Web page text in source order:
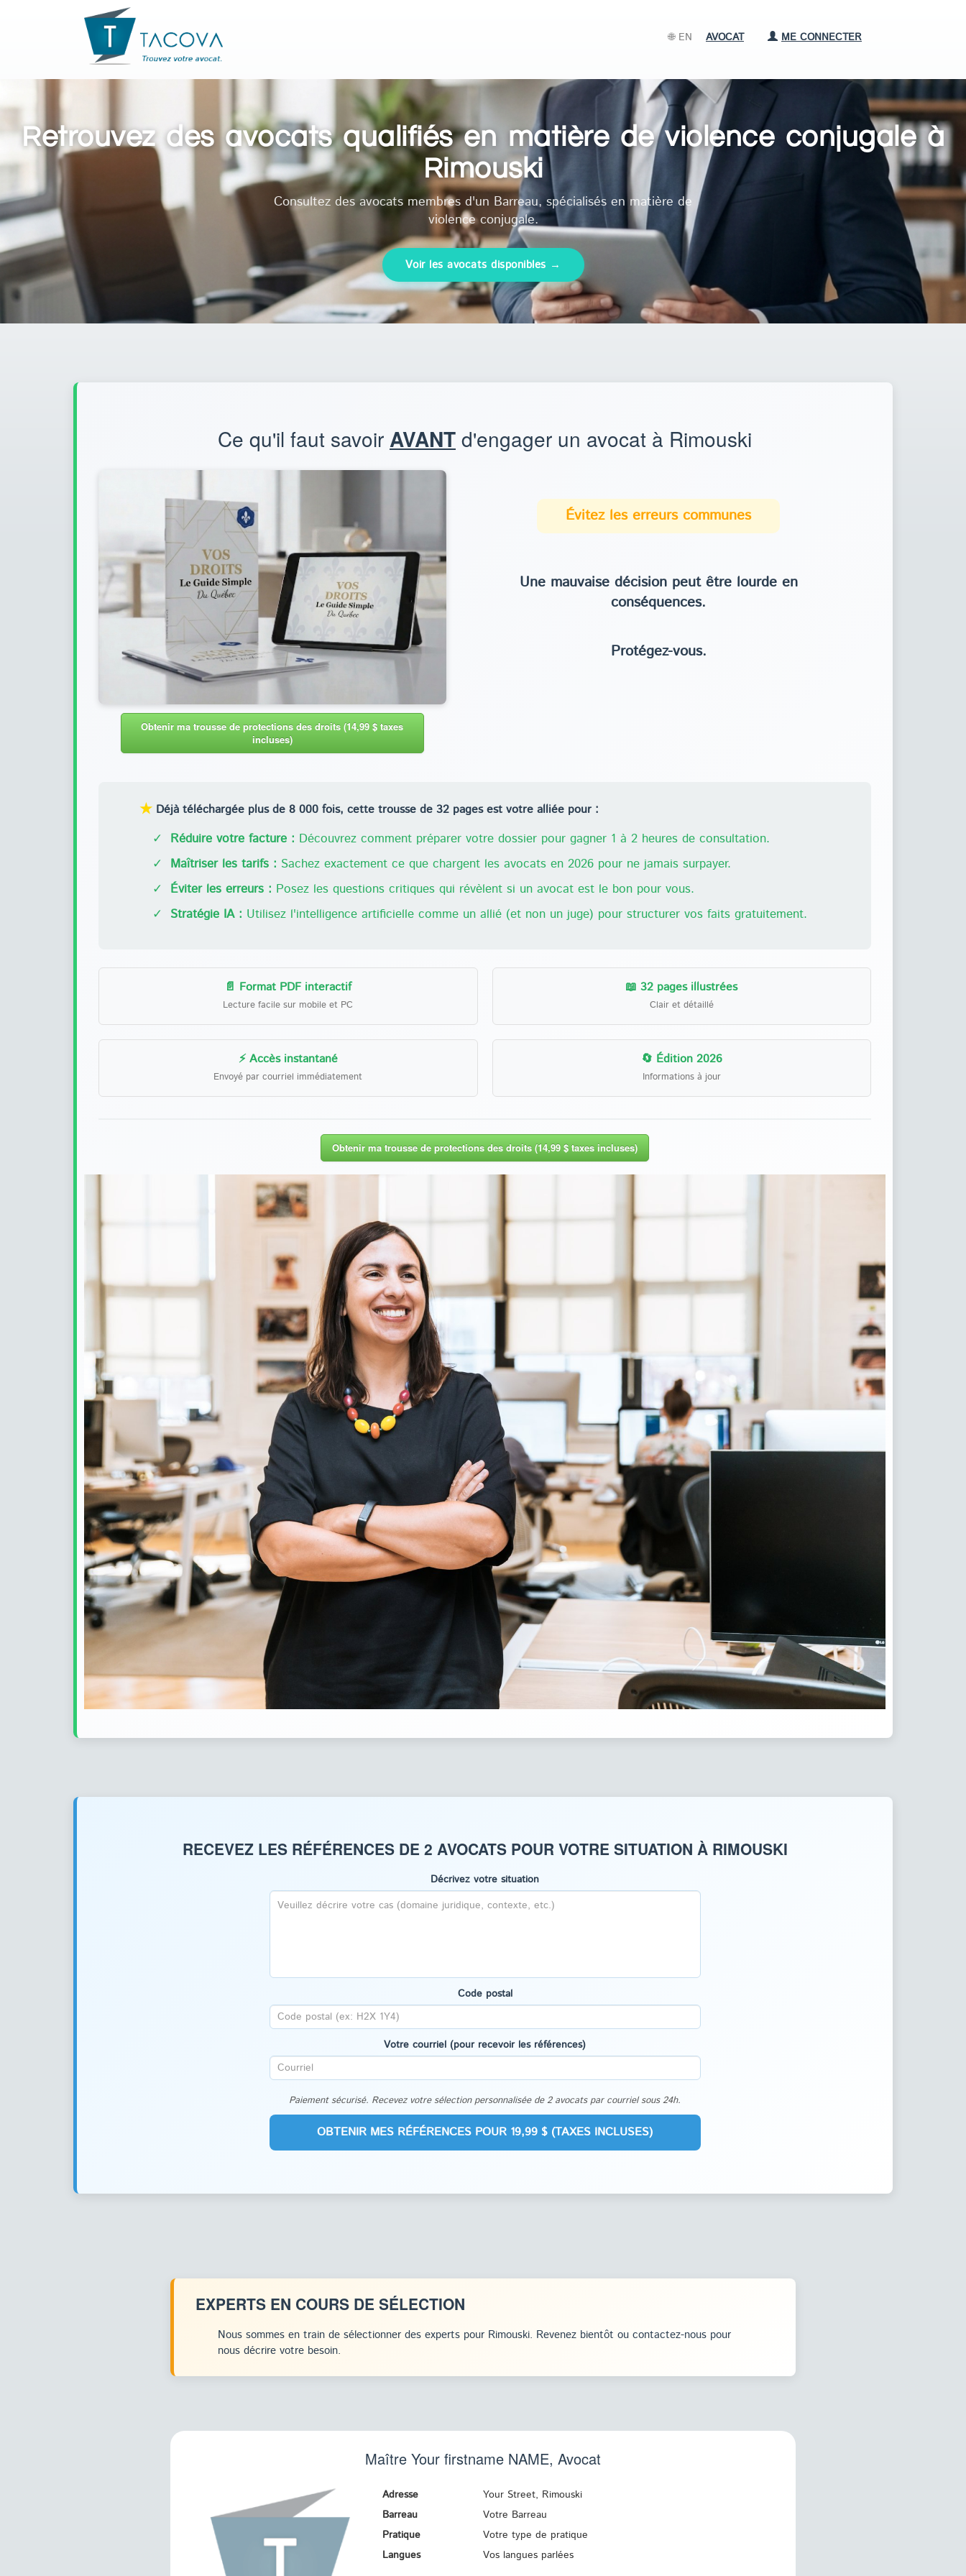
🌐 EN AVOCAT ME CONNECTER
Retrouvez des avocats qualifiés en matière de violence conjugale à
Rimouski
Consultez des avocats membres d'un Barreau, spécialisés en matière de
violence conjugale.
Voir les avocats disponibles →
Ce qu'il faut savoir AVANT d'engager un avocat à Rimouski
Obtenir ma trousse de protections des droits (14,99 $ taxes
incluses)
Évitez les erreurs communes
Une mauvaise décision peut être lourde en
conséquences.
Protégez-vous.
★ Déjà téléchargée plus de 8 000 fois, cette trousse de 32 pages est votre alliée pour :
✓ Réduire votre facture : Découvrez comment préparer votre dossier pour gagner 1 à 2 heures de consultation.
✓ Maîtriser les tarifs : Sachez exactement ce que chargent les avocats en 2026 pour ne jamais surpayer.
✓ Éviter les erreurs : Posez les questions critiques qui révèlent si un avocat est le bon pour vous.
✓ Stratégie IA : Utilisez l'intelligence artificielle comme un allié (et non un juge) pour structurer vos faits gratuitement.
📄 Format PDF interactif
Lecture facile sur mobile et PC
📖 32 pages illustrées
Clair et détaillé
⚡ Accès instantané
Envoyé par courriel immédiatement
🔄 Édition 2026
Informations à jour
Obtenir ma trousse de protections des droits (14,99 $ taxes incluses)
RECEVEZ LES RÉFÉRENCES DE 2 AVOCATS POUR VOTRE SITUATION À RIMOUSKI
Décrivez votre situation
Code postal
Votre courriel (pour recevoir les références)
Paiement sécurisé. Recevez votre sélection personnalisée de 2 avocats par courriel sous 24h.
EXPERTS EN COURS DE SÉLECTION
Nous sommes en train de sélectionner des experts pour Rimouski. Revenez bientôt ou contactez-nous pour
nous décrire votre besoin.
Maître Your firstname NAME, Avocat
Adresse
Your Street, Rimouski
Barreau
Votre Barreau
Pratique
Votre type de pratique
Langues
Vos langues parlées